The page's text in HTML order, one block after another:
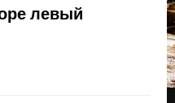
левый